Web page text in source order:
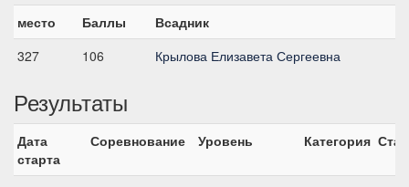
место Баллы
Всадник
327
106 Крылова Елизавета Сергеевна
Результаты
Дата
старта
Соревнование Уровень Категория